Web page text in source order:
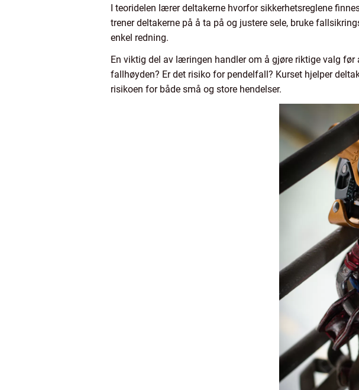
I teoridelen lærer deltakerne hvorfor sikkerhetsreglene
trener deltakerne på å ta på og justere sele, bruke
enkel redning.
En viktig del av læringen handler om å gjøre riktige valg
fallhøyden? Er det risiko for pendelfall? Kurset hjelper
risikoen for både små og store hendelser.